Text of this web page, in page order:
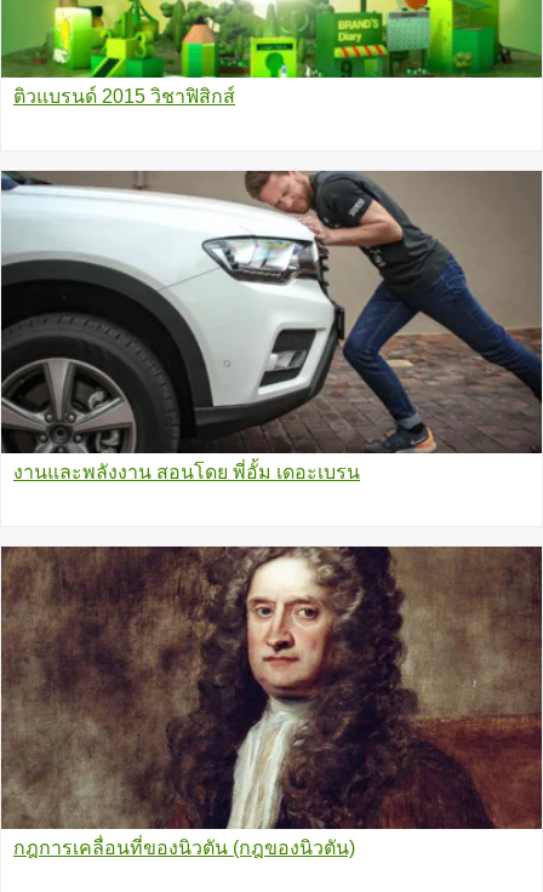
ติวแบรนด์ 2015 วิชาฟิสิกส์
งานและพลังงาน สอนโดย พี่อั้ม เดอะเบรน
กฎการเคลื่อนที่ของนิวตัน (กฎของนิวตัน)